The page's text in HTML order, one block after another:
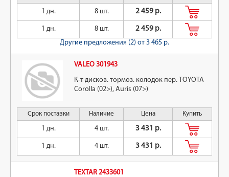
1 дн. 8 шт. 2 459 р.
1 дн. 8 шт.
2 459 р.
Другие предложения (2) от 3 465 р.
VALEO 301943
К-т дисков. тормоз. колодок пер. TOYOTA
Corolla (02>), Auris (07>)
Срок поставки Наличие Цена Купить
1 дн. 4 шт. 3 431 р.
1 дн. 4 шт. 3 431 р.
TEXTAR 2433601